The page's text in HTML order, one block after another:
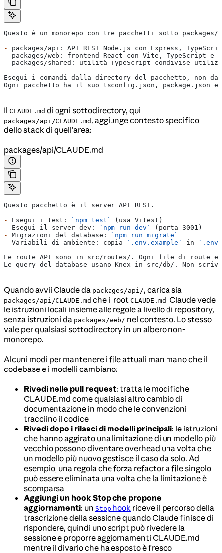
Questo è un monorepo con tre pacchetti sotto packages/:
-
packages/api: API REST Node.js con Express,
-
packages/web: frontend React con Vite, TypeScript e
-
packages/shared: utilità TypeScript condivise
Esegui i comandi dalla directory del pacchetto, non
Ogni pacchetto ha il suo tsconfig.json, package.json
Il CLAUDE.md di ogni sottodirectory, qui
packages/api/CLAUDE.md , aggiunge contesto specifico
dello stack di quell’area:
packages/api/CLAUDE.md
Questo pacchetto è il server API REST.
-
Esegui i test: `npm test`
(usa Vitest)
-
Esegui il server dev: `npm run dev`
(porta 3001)
-
Migrazioni del database:
`npm run migrate`
-
Variabili di ambiente: copia `.env.example` in
`.env`
Le route API sono in src/routes/. Ogni file di route
Le query del database usano Knex in src/db/. Non
Quando avvii Claude da packages/api/, carica sia
packages/api/CLAUDE.md che il root CLAUDE.md . Claude vede
le istruzioni locali insieme alle regole a livello di repository,
senza istruzioni da packages/web/ nel contesto. Lo stesso
vale per qualsiasi sottodirectory in un albero non-
monorepo.
Alcuni modi per mantenere i file attuali man mano che il
codebase e i modelli cambiano:
Rivedi nelle pull request: tratta le modifiche
CLAUDE.md come qualsiasi altro cambio di
documentazione in modo che le convenzioni
tracciino il codice
Rivedi dopo i rilasci di modelli principali: le istruzioni
che hanno aggirato una limitazione di un modello più
vecchio possono diventare overhead una volta che
un modello più nuovo gestisce il caso da solo. Ad
esempio, una regola che forza refactor a file singolo
può essere eliminata una volta che la limitazione è
scomparsa
Aggiungi un hook Stop che propone
aggiornamenti: un Stop hook riceve il percorso della
trascrizione della sessione quando Claude finisce di
rispondere, quindi uno script può rivedere la
sessione e proporre aggiornamenti CLAUDE.md
mentre il divario che ha esposto è fresco